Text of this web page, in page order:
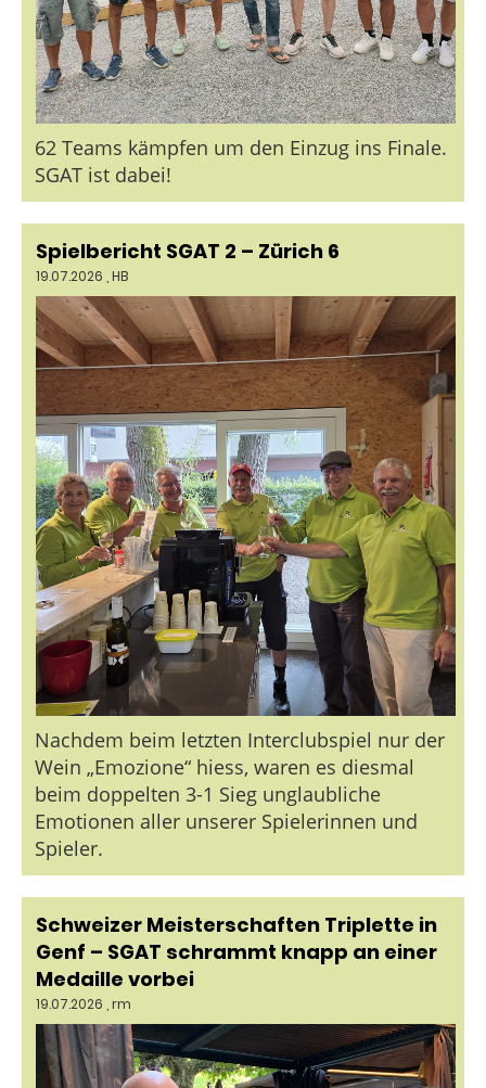
62 Teams kämpfen um den Einzug ins Finale.
SGAT ist dabei!
Spielbericht SGAT 2 – Zürich 6
19.07.2026 , HB
Nachdem beim letzten Interclubspiel nur der
Wein „Emozione“ hiess, waren es diesmal
beim doppelten 3-1 Sieg unglaubliche
Emotionen aller unserer Spielerinnen und
Spieler.
Schweizer Meisterschaften Triplette in
Genf – SGAT schrammt knapp an einer
Medaille vorbei
19.07.2026 , rm